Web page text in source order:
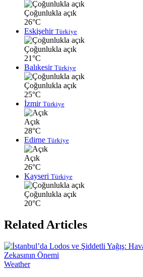
Çoğunlukla açık
26°C
Eskişehir Türkiye
Çoğunlukla açık
21°C
Balıkesir Türkiye
Çoğunlukla açık
25°C
İzmir Türkiye
Açık
28°C
Edirne Türkiye
Açık
26°C
Kayseri Türkiye
Çoğunlukla açık
20°C
Related Articles
Weather